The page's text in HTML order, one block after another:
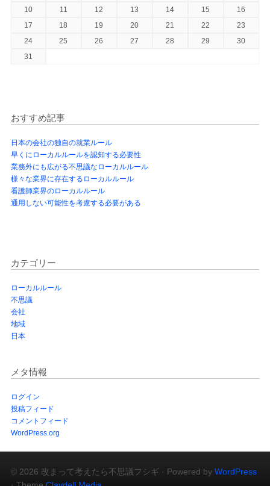
10
11 12 13 14 15
16
17
18 19 20 21 22
23
24
25 26 27 28 29
30
31
おすすめ記事
日本の会社の独自の就業ルール
早くにローカルルールを認知する必要性
業務外にも広がる不思議なローカルルール
様々な業界に存在するローカルルール
看護師業界のローカルルール
通用しない可能性を考慮する必要がある
カテゴリー
ローカルルール
不思議
会社
地域
日本
メタ情報
ログイン
投稿フィード
コメントフィード
WordPress.org
© 2026 改まって考えたら不思議フシギ · Powered by WordPress